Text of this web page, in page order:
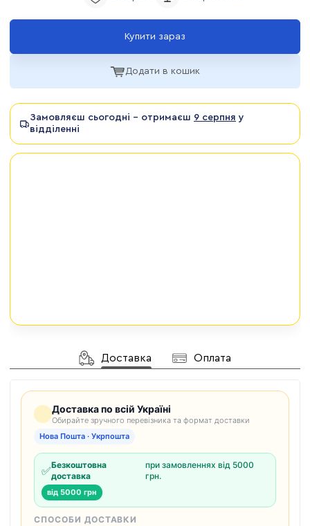
Додати в кошик
Замовляєш сьогодні - отримаєш 9 серпня у
відділенні
Купити зараз
Доставка Оплата
Доставка по всій Україні
Обирайте зручного перевізника та формат доставки
Нова Пошта · Укрпошта
✅Безкоштовна
доставка
при замовленнях від 5000
грн.
від 5000 грн
СПОСОБИ ДОСТАВКИ